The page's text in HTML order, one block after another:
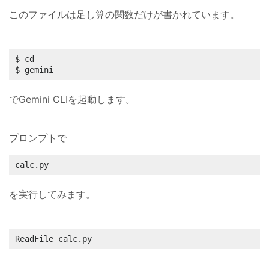
このファイルは足し算の関数だけが書かれています。
$ cd
$ gemini
でGemini CLIを起動します。
プロンプトで
calc.py
を実行してみます。
ReadFile calc.py